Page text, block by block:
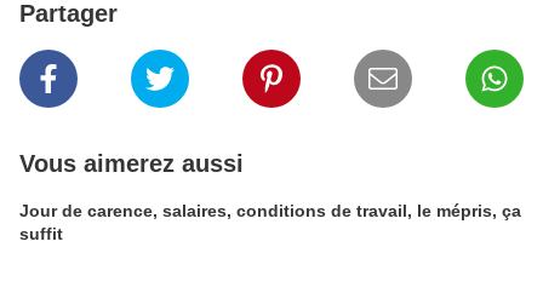
Partager
Vous aimerez aussi
Jour de carence, salaires, conditions de travail, le mépris, ça
suffit